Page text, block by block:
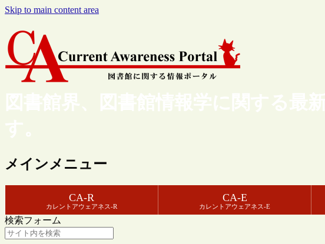
Skip to main content area
図書館界、図書館情報学に関する最
す。
メインメニュー
CA-R
カレントアウェアネス-R
CA-E
カレントアウェアネス-E
検索フォーム